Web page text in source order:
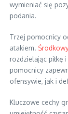
wymieniać się
podania.
Trzej pomocnicy
atakiem.
rozdzielając piłkę
pomocnicy
ofensywie, jak i
Kluczowe cechy